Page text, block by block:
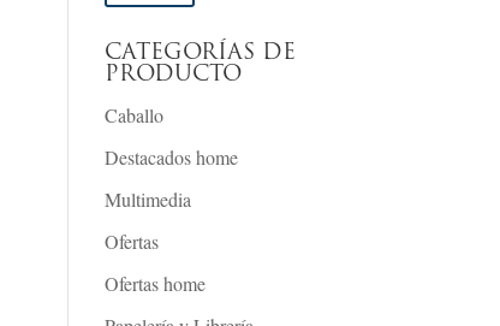
CATEGORÍAS DE
PRODUCTO
Caballo
Destacados home
Multimedia
Ofertas
Ofertas home